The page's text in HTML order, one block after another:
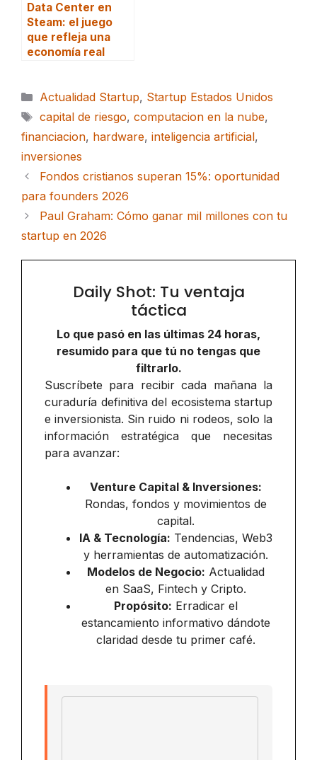
Data Center en
Steam: el juego
que refleja una
economía real
Categorías
Actualidad Startup, Startup Estados Unidos
Etiquetas
capital de riesgo, computacion en la nube,
financiacion, hardware, inteligencia artificial,
inversiones
Fondos cristianos superan 15%: oportunidad
para founders 2026
Paul Graham: Cómo ganar mil millones con tu
startup en 2026
Daily Shot: Tu ventaja
táctica
Lo que pasó en las últimas 24 horas,
resumido para que tú no tengas que
filtrarlo.
Suscríbete para recibir cada mañana la
curaduría definitiva del ecosistema startup
e inversionista. Sin ruido ni rodeos, solo la
información estratégica que necesitas
para avanzar:
Venture Capital & Inversiones:
Rondas, fondos y movimientos de
capital.
IA & Tecnología: Tendencias, Web3
y herramientas de automatización.
Modelos de Negocio: Actualidad
en SaaS, Fintech y Cripto.
Propósito: Erradicar el
estancamiento informativo dándote
claridad desde tu primer café.